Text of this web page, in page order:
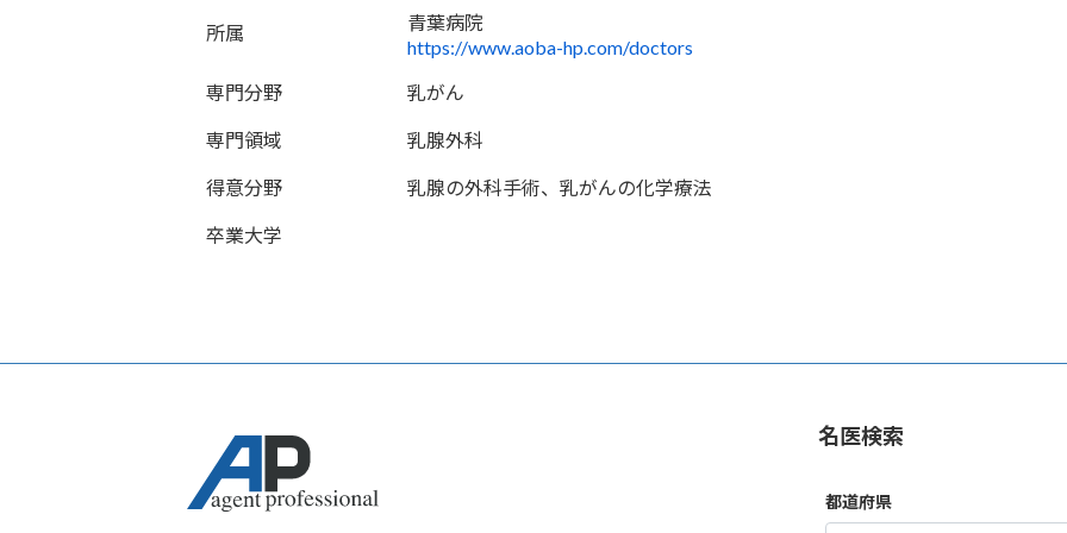
所属
青葉病院
https://www.aoba-hp.com/doctors
専門分野
乳がん
専門領域 乳腺外科
得意分野 乳腺の外科手術、乳がんの化学療法
卒業大学
名医検索
都道府県